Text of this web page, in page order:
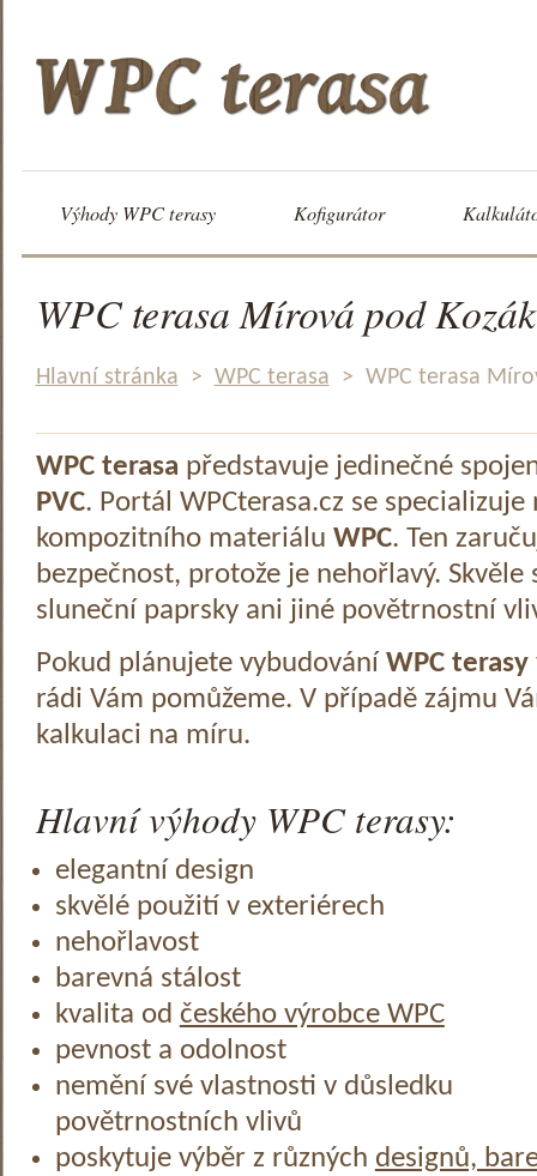
Výhody WPC terasy Kofigurátor
WPC terasa Mírová pod
Hlavní stránka > WPC terasa > WPC terasa
WPC terasa představuje jedinečné
PVC. Portál WPCterasa.cz se specializuje
kompozitního materiálu WPC. Ten
bezpečnost, protože je nehořlavý.
sluneční paprsky ani jiné povětrnostní
Pokud plánujete vybudování WPC terasy
rádi Vám pomůžeme. V případě zájmu
kalkulaci na míru.
Hlavní výhody WPC terasy:
elegantní design
skvělé použití v exteriérech
nehořlavost
barevná stálost
kvalita od českého výrobce WPC
pevnost a odolnost
nemění své vlastnosti v důsledku
povětrnostních vlivů
poskytuje výběr z různých designů,